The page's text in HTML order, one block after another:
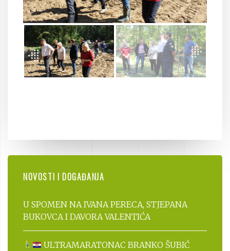
NOVOSTI I DOGAĐANJA
U SPOMEN NA IVANA PERECA, STJEPANA
BUKOVCA I DAVORA VALENTIĆA
ULTRAMARATONAC BRANKO ŠUBIĆ